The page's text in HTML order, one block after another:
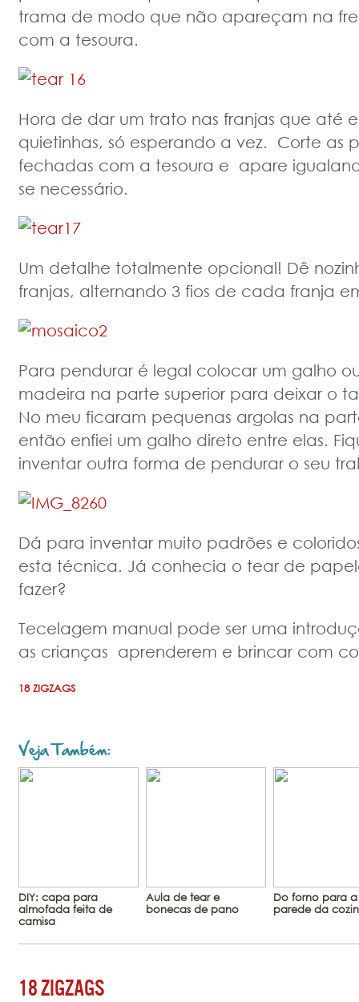
trama de modo que não apareçam na
com a tesoura.
Hora de dar um trato nas franjas que até
quietinhas, só esperando a vez. Corte as
fechadas com a tesoura e apare
se necessário.
Um detalhe totalmente opcional! Dê
franjas, alternando 3 fios de cada franja
Para pendurar é legal colocar um galho
madeira na parte superior para deixar o
No meu ficaram pequenas argolas na
então enfiei um galho direto entre elas.
inventar outra forma de pendurar o seu
Dá para inventar muito padrões e
esta técnica. Já conhecia o tear de
fazer?
Tecelagem manual pode ser uma
as crianças aprenderem e brincar com
18 ZIGZAGS
Veja Também:
DIY: capa para
almofada feita de
camisa
Aula de tear e
bonecas de pano
Do forno para a
parede da
18 ZIGZAGS